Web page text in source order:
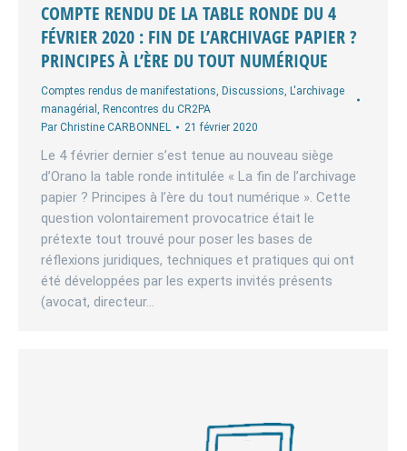
COMPTE RENDU DE LA TABLE RONDE DU 4
FÉVRIER 2020 : FIN DE L’ARCHIVAGE PAPIER ?
PRINCIPES À L’ÈRE DU TOUT NUMÉRIQUE
Comptes rendus de manifestations, Discussions, L'archivage
managérial , Rencontres du CR2PA
Par Christine CARBONNEL 21 février 2020
Le 4 février dernier s’est tenue au nouveau siège
d’Orano la table ronde intitulée « La fin de l’archivage
papier ? Principes à l’ère du tout numérique ». Cette
question volontairement provocatrice était le
prétexte tout trouvé pour poser les bases de
réflexions juridiques, techniques et pratiques qui ont
été développées par les experts invités présents
(avocat, directeur…